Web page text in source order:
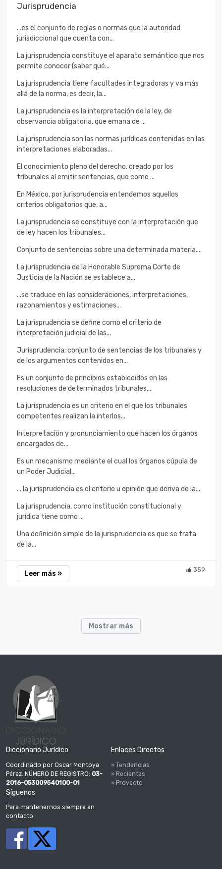
Jurisprudencia
...es el conjunto de reglas o normas que la autoridad
jurisdiccional que cuenta con...
La jurisprudencia constituye el aparato semántico que nos
permite conocer (saber qué...
La jurisprudencia tiene facultades integradoras y va más
allá de la norma, es decir, la...
La jurisprudencia es la interpretación de la ley, de
observancia obligatoria, que emana de ...
La jurisprudencia son las normas jurídicas contenidas en las
interpretaciones elaboradas...
El conocimiento pleno del derecho, creado por los
tribunales al emitir sentencias, que como ...
En México, por jurisprudencia entendemos aquellos
criterios obligatorios que, a...
La jurisprudencia se constituye con la interpretación que
de ley hacen los tribunales...
Conjunto de sentencias sobre una determinada materia....
La jurisprudencia de la Honorable Suprema Corte de
Justicia de la Nación se establece a...
...se traduce en las consideraciones, interpretaciones,
razonamientos y estimaciones...
La jurisprudencia se define como el criterio de
interpretación judicial de las...
Jurisprudencia: conjunto de sentencias de los tribunales y
de los argumentos contenidos en...
Es un conjunto de principios establecidos en las
resoluciones de determinados tribunales,...
La jurisprudencia es un criterio en el que los tribunales
competentes realizan la interlos...
Interpretación y pronunciamiento que hacen los órganos
encargados de...
Es un mecanismo mediante el cual los órganos cúpula de
un Poder Judicial...
... la jurisprudencia es el criterio u opinión que deriva de la...
La jurisprudencia, como institución constitucional y
jurídica tiene como ...
Una definición simple de la jurisprudencia es que se trata
de la...
Leer más » 359
Mostrar más
Diccionario Jurídico
Coordinado por Oscar Montoya
Pérez. NÚMERO DE REGISTRO: 03-
2016-053009540100-01
Enlaces Directos
» Tendencias
» Recientes
» Proyecto
Síguenos
Para mantenernos siempre en
contacto